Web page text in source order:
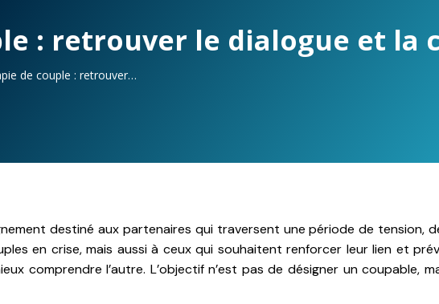
: retrouver le dialogue et la
de couple : retrouver…
destiné aux partenaires qui traversent une période de tension,
en crise, mais aussi à ceux qui souhaitent renforcer leur lien et
comprendre l’autre. L’objectif n’est pas de désigner un coupable,